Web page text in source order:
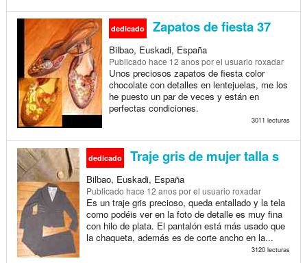
dedicado Zapatos de fiesta 37
Bilbao, Euskadi, España
Publicado hace 12 anospor el usuario roxadar
Unos preciosos zapatos de fiesta color
chocolate con detalles en lentejuelas, me los
he puesto un par de veces y están en
perfectas condiciones.
3011 lecturas
dedicado Traje gris de mujer talla s
Bilbao, Euskadi, España
Publicado hace 12 anospor el usuario roxadar
Es un traje gris precioso, queda entallado y la tela
como podéis ver en la foto de detalle es muy fina
con hilo de plata. El pantalón está más usado que
la chaqueta, además es de corte ancho en la...
3120 lecturas